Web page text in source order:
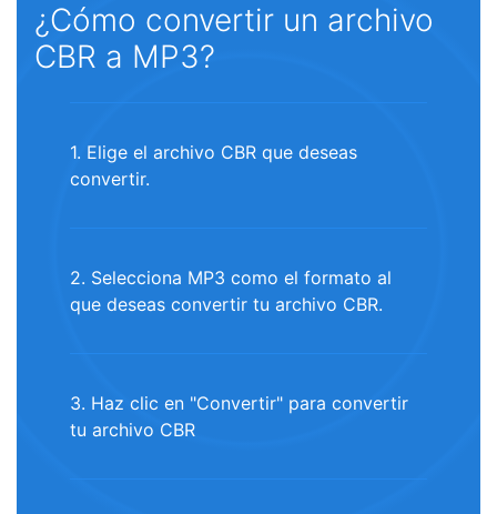
¿Cómo convertir un archivo
CBR a MP3?
1. Elige el archivo CBR que deseas
convertir.
2. Selecciona MP3 como el formato al
que deseas convertir tu archivo CBR.
3. Haz clic en "Convertir" para convertir
tu archivo CBR